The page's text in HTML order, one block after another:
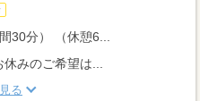
30分） （休憩6...
みのご希望は...
る